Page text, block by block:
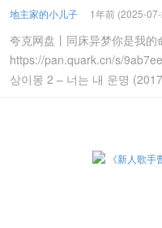
地主家的小儿子 1年前 (2025-
夸克网盘丨同床异梦你是我的
https://pan.quark.cn/s/
상이몽 2 – 너는 내 운명